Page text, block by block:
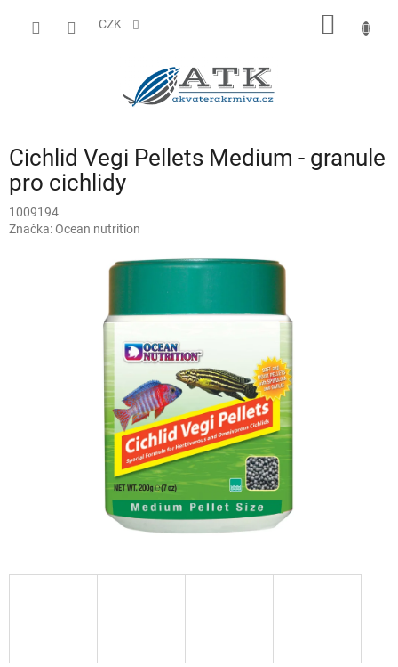
CZK
Cichlid Vegi Pellets Medium - granule
pro cichlidy
1009194
Značka: Ocean nutrition